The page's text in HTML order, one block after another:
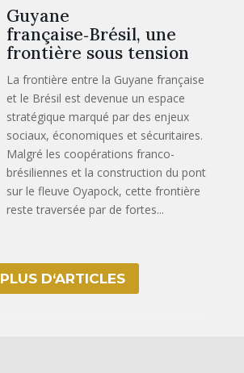
Guyane
française‑Brésil, une
frontière sous tension
La frontière entre la Guyane française
et le Brésil est devenue un espace
stratégique marqué par des enjeux
sociaux, économiques et sécuritaires.
Malgré les coopérations franco-
brésiliennes et la construction du pont
sur le fleuve Oyapock, cette frontière
reste traversée par de fortes...
PLUS D‘ARTICLES